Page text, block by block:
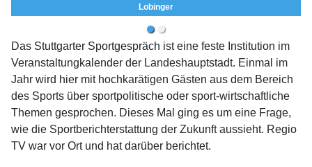
Lobinger
Das Stuttgarter Sportgespräch ist eine feste Institution im
Veranstaltungkalender der Landeshauptstadt. Einmal im
Jahr wird hier mit hochkarätigen Gästen aus dem Bereich
des Sports über sportpolitische oder sport-wirtschaftliche
Themen gesprochen. Dieses Mal ging es um eine Frage,
wie die Sportberichterstattung der Zukunft aussieht. Regio
TV war vor Ort und hat darüber berichtet.